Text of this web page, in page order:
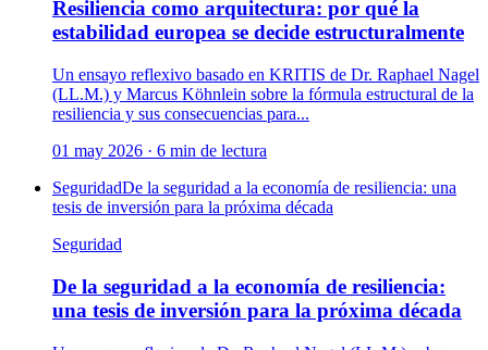
Resiliencia como arquitectura: por qué la
estabilidad europea se decide estructuralmente
Un ensayo reflexivo basado en KRITIS de Dr. Raphael Nagel
(LL.M.) y Marcus Köhnlein sobre la fórmula estructural de la
resiliencia y sus consecuencias para...
01 may 2026 · 6 min de lectura
SeguridadDe la seguridad a la economía de resiliencia: una
tesis de inversión para la próxima década
Seguridad
De la seguridad a la economía de resiliencia:
una tesis de inversión para la próxima década